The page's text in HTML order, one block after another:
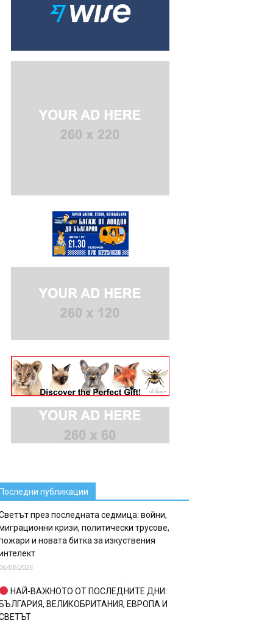
публикации
през последната седмица: войни,
кризи, политически трусове,
и новата битка за изкуствения
08/2026
НАЙ-ВАЖНОТО ОТ ПОСЛЕДНИТЕ ДНИ:
ВЕЛИКОБРИТАНИЯ, ЕВРОПА И